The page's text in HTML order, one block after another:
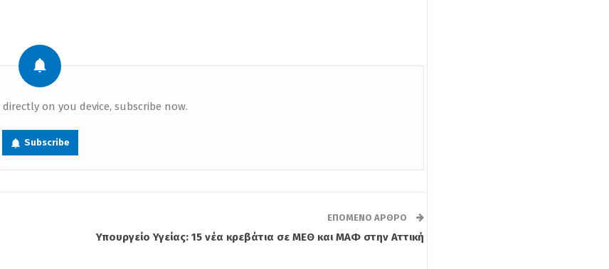
on you device, subscribe now.
Subscribe
ΕΠΌΜΕΝΟ ΆΡΘΡΟ
Υπουργείο Υγείας: 15 νέα κρεβάτια σε ΜΕΘ και ΜΑΦ στην Αττική